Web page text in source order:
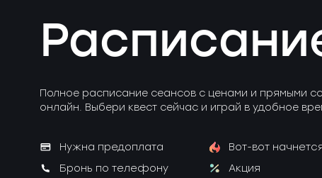
веселые аттракционы
страшные без актёров
магазин новичкам о
подарочные
сертификаты
корпоративы
блог вакансии
Полное расписание сеансов с ценами и прямыми
онлайн. Выбери квест сейчас и играй в удобное
Нужна предоплата
Вот-вот
Бронь по телефону
Акция